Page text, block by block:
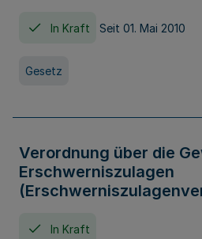
In Kraft Seit 01. Mai 2010
Gesetz
Verordnung über die
Erschwerniszulagen
In Kraft